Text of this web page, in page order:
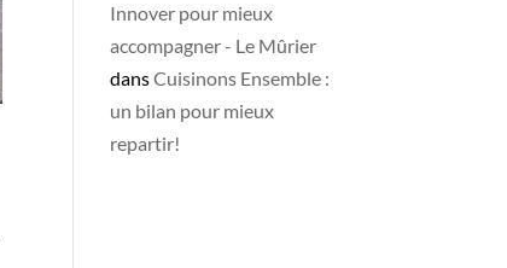
Innover pour mieux
accompagner - Le Mûrier
dansCuisinons Ensemble :
un bilan pour mieux
repartir!